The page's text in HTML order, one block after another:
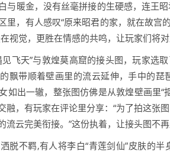
与暖金，没有丝毫拼接的生硬感，连王
里，有人感叹“原来昭君的家，就在故宫
视觉，更胜在情感的共鸣，让玩家们将
飞天”与敦煌莫高窟的接头图，玩家选
带顺着壁画里的流云延伸，手中的琵
如出一辙，整张图仿佛是从敦煌壁画里
融，有玩家在评论里分享：“为了拍这张
流云完美衔接。”这份执着，让接头图不
脱不羁,有人将李白“青莲剑仙”皮肤的